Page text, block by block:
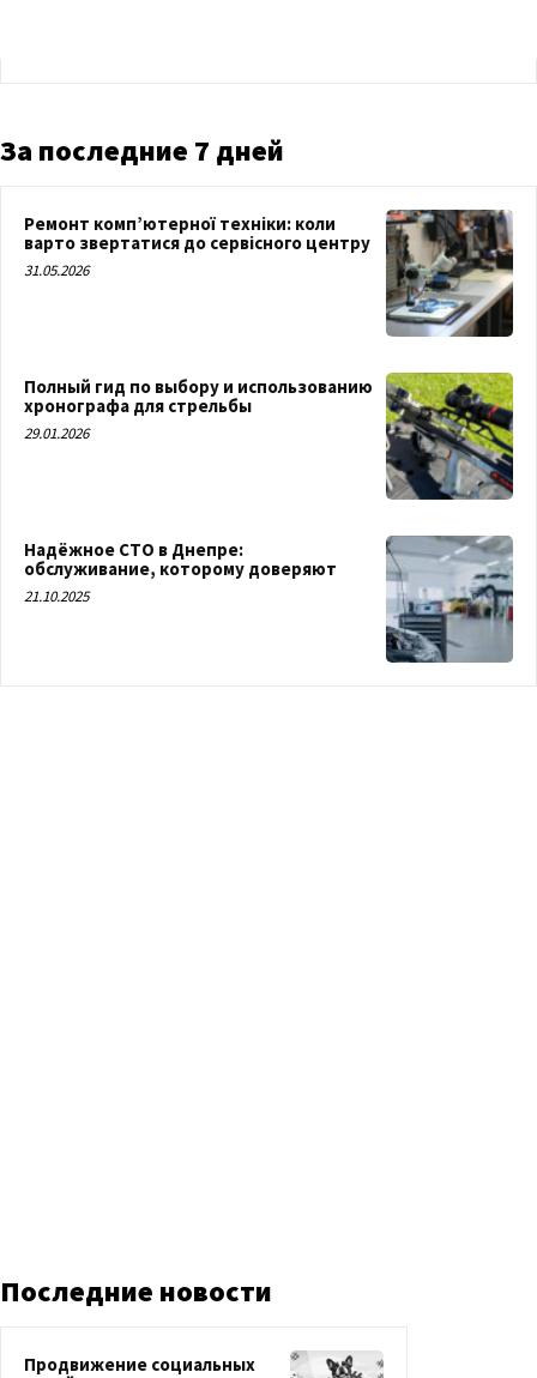
За последние 7 дней
Ремонт комп’ютерної техніки: коли
варто звертатися до сервісного центру
31.05.2026
Полный гид по выбору и использованию
хронографа для стрельбы
29.01.2026
Надёжное СТО в Днепре:
обслуживание, которому доверяют
21.10.2025
Последние новости
Продвижение социальных